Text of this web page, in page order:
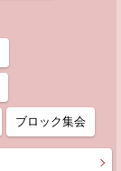
ブロック集会